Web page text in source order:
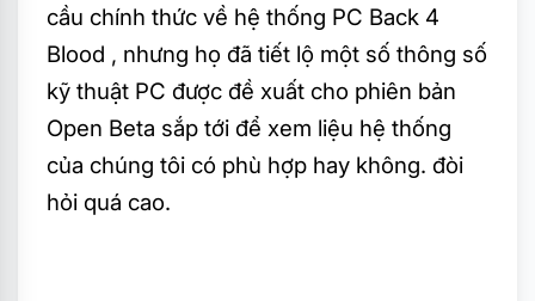
cầu chính thức về hệ thống PC Back 4
Blood , nhưng họ đã tiết lộ một số thông số
kỹ thuật PC được đề xuất cho phiên bản
Open Beta sắp tới để xem liệu hệ thống
của chúng tôi có phù hợp hay không. đòi
hỏi quá cao.